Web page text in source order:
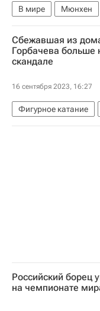
В мире Мюнхен
Германия
Сбежавшая из
Горбачева больше
скандале
16 сентября 2023, 16:27
Фигурное катание
Софья Федченко
Российский борец
на чемпионате